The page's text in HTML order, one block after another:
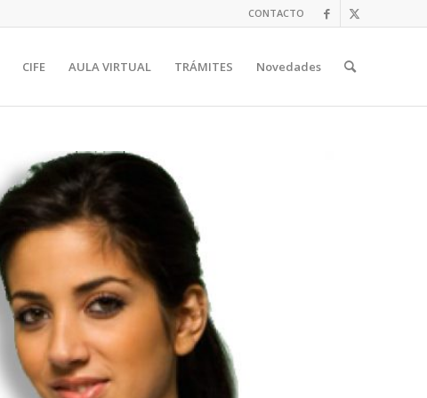
CONTACTO
CIFE AULA VIRTUAL TRÁMITES Novedades